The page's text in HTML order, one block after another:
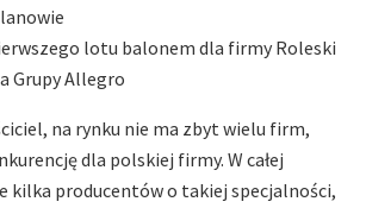
lotu balonem dla firmy Roleski
Grupy Allegro
na rynku nie ma zbyt wielu firm,
dla polskiej firmy. W całej
kilka producentów o takiej specjalności,